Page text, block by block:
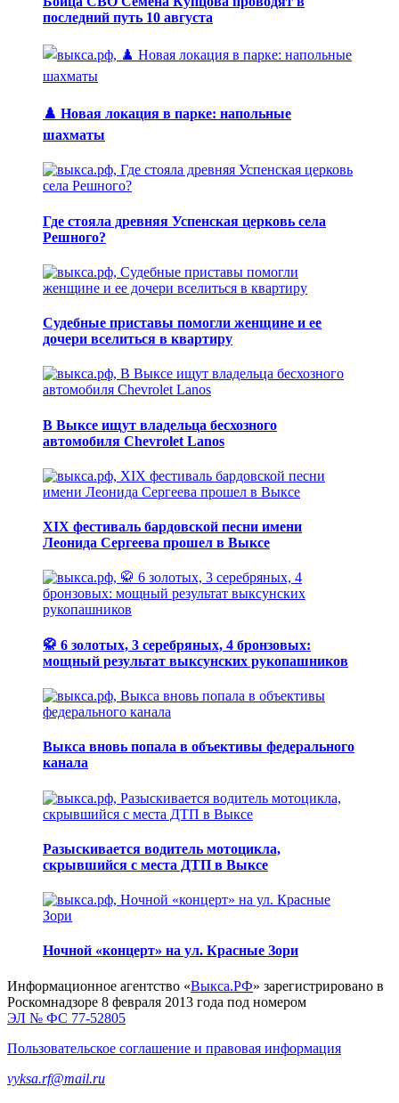
последний путь 10 августа
♟️ Новая локация в парке: напольные
шахматы
Где стояла древняя Успенская церковь села
Решного?
Судебные приставы помогли женщине и ее
дочери вселиться в квартиру
В Выксе ищут владельца бесхозного
автомобиля Chevrolet Lanos
XIX фестиваль бардовской песни имени
Леонида Сергеева прошел в Выксе
🥋 6 золотых, 3 серебряных, 4 бронзовых:
мощный результат выксунских рукопашников
Выкса вновь попала в объективы федерального
канала
Разыскивается водитель мотоцикла,
скрывшийся с места ДТП в Выксе
Ночной «концерт» на ул. Красные Зори
Информационное агентство «Выкса.РФ» зарегистрировано в
Роскомнадзоре 8 февраля 2013 года под номером
ЭЛ № ФС 77-52805
Пользовательское соглашение и правовая информация
vyksa.rf@mail.ru